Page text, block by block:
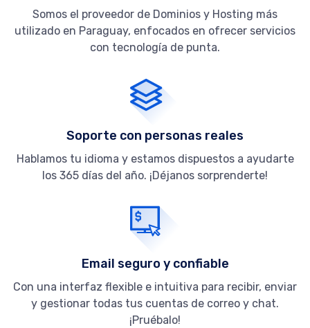
Somos el proveedor de Dominios y Hosting más
utilizado en Paraguay, enfocados en ofrecer servicios
con tecnología de punta.
Soporte con personas reales
Hablamos tu idioma y estamos dispuestos a ayudarte
los 365 días del año. ¡Déjanos sorprenderte!
Email seguro y confiable
Con una interfaz flexible e intuitiva para recibir, enviar
y gestionar todas tus cuentas de correo y chat.
¡Pruébalo!